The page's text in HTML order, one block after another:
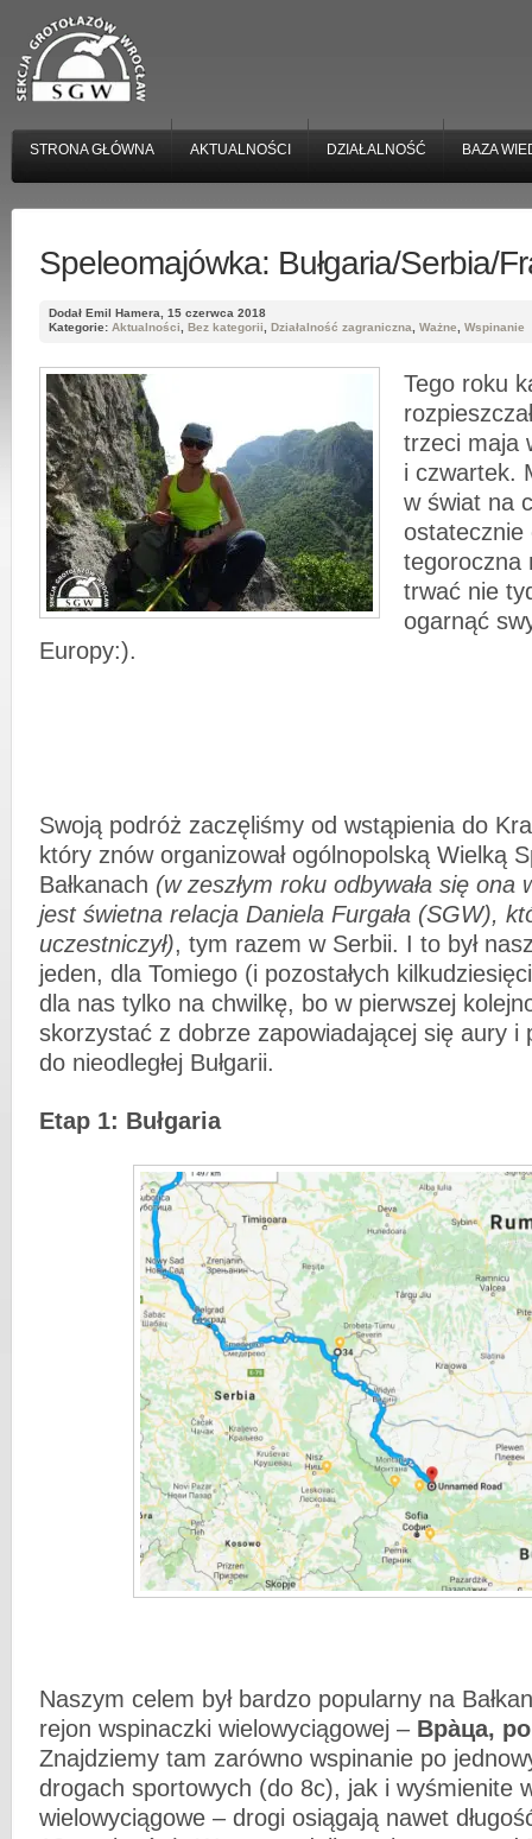
STRONA GŁÓWNA AKTUALNOŚCI DZIAŁALNOŚĆ BAZA
Speleomajówka: Bułgaria/Serbia/
Dodał Emil Hamera, 15 czerwca 2018
Kategorie: Aktualności, Bez kategorii, Działalność zagraniczna, Ważne, Wspinanie
Tego roku
trzeci maja
i czwartek.
w świat na
ostatecznie
tegoroczna
trwać nie
ogarnąć
Europy:).
Swoją podróż zaczęliśmy od wstąpienia do
który znów organizował ogólnopolską Wielką
Bałkanach (w zeszłym roku odbywała się
jest świetna relacja Daniela Furgała (SGW),
uczestniczył), tym razem w Serbii. I to był
jeden, dla Tomiego (i pozostałych
dla nas tylko na chwilkę, bo w pierwszej
skorzystać z dobrze zapowiadającej się aury i
do nieodległej Bułgarii.
Etap 1: Bułgaria
Naszym celem był bardzo popularny na
rejon wspinaczki wielowyciągowej – Вра̀ца,
Znajdziemy tam zarówno wspinanie po
drogach sportowych (do 8c), jak i wyśmienite
wielowyciągowe – drogi osiągają nawet